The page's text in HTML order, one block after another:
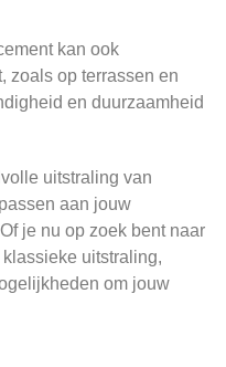
kan ook
zoals op terrassen en
en duurzaamheid
uitstraling van
aan jouw
je nu op zoek bent naar
uitstraling,
om jouw